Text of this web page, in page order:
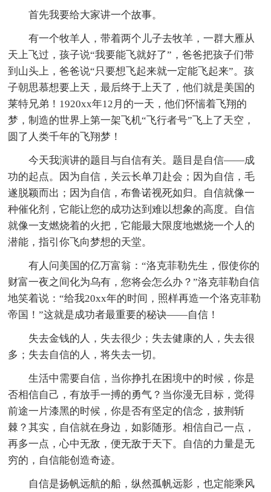
首先我要给大家讲一个故事。
有一个牧羊人，带着两个儿子去牧羊，一群大雁从
天上飞过，孩子说“我要能飞就好了”，爸爸把孩子们带
到山头上，爸爸说“只要想飞起来就一定能飞起来”。孩
子朝思慕想要上天，最后终于上天了，他们就是美国的
莱特兄弟！1920xx年12月的一天，他们怀惴着飞翔的
梦，制造的世界上第一架飞机“飞行者号”飞上了天空，
圆了人类千年的飞翔梦！
今天我演讲的题目与自信有关。题目是自信——成
功的起点。因为自信，关云长单刀赴会；因为自信，毛
遂脱颖而出；因为自信，布鲁诺视死如归。自信就像一
种催化剂，它能让您的成功达到难以想象的高度。自信
就像一支燃烧着的火把，它能最大限度地燃烧一个人的
潜能，指引你飞向梦想的天堂。
有人问美国的亿万富翁：“洛克菲勒先生，假使你的
财富一夜之间化为乌有，您将会怎么办？”洛克菲勒自信
地笑着说：“给我20xx年的时间，照样再造一个洛克菲勒
帝国！”这就是成功者最重要的秘诀——自信！
失去金钱的人，失去很少；失去健康的人，失去很
多；失去自信的人，将失去一切。
生活中需要自信，当你挣扎在困境中的时候，你是
否相信自己，有放手一搏的勇气？当你漫无目标，觉得
前途一片漆黑的时候，你是否有坚定的信念，披荆斩
棘？其实，自信就在身边，如影随形。相信自己一点，
再多一点，心中无敌，便无敌于天下。自信的力量是无
穷的，自信能创造奇迹。
自信是扬帆远航的船，纵然孤帆远影，也定能乘风